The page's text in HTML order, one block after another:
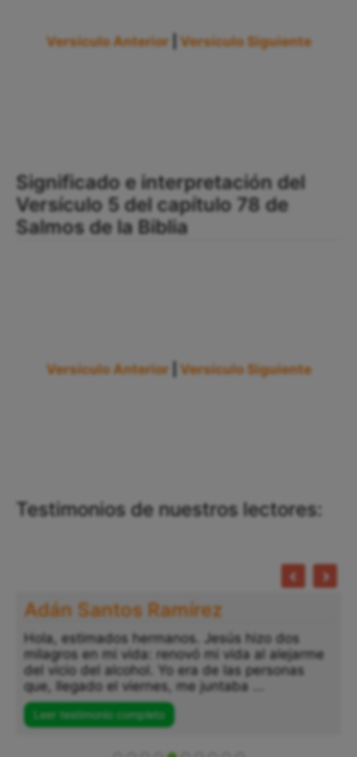
Versículo Anterior Versículo Siguiente
Significado e interpretación del
Versículo 5 del capítulo 78 de
Salmos de la Biblia
Versículo Anterior Versículo Siguiente
Testimonios de nuestros lectores:
Adán Santos Ramírez
Hola, estimados hermanos. Jesús hizo dos
milagros en mi vida: renovó mi vida al alejarme
del vicio del alcohol. Yo era de las personas
que, llegado el viernes, me juntaba ...
Leer testimonio completo